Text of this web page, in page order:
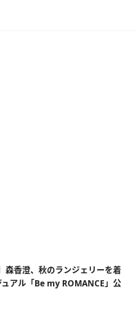
森香澄、秋のランジェリーを着
ュアル「Be my ROMANCE」公